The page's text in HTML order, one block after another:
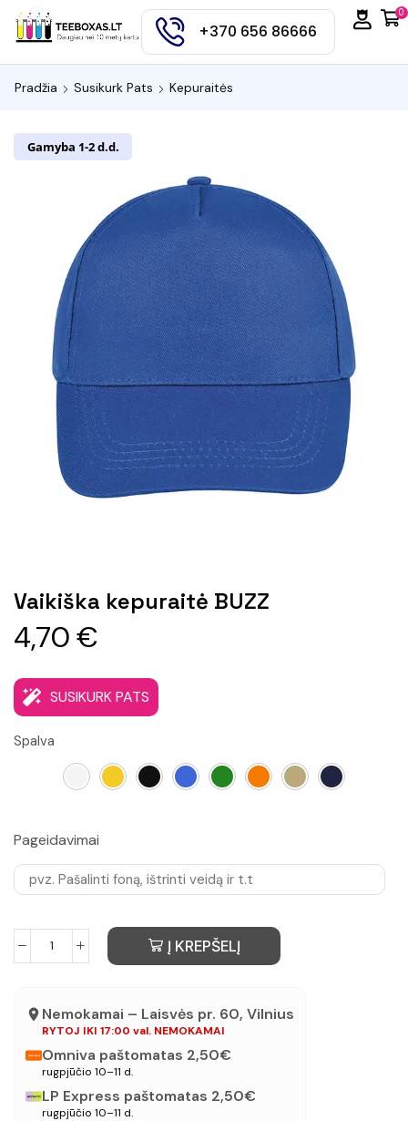
+370 656 86666
0
Pradžia Susikurk Pats Kepuraitės
Gamyba 1-2 d.d.
Vaikiška kepuraitė BUZZ
4,70€
SUSIKURK PATS
Spalva
Pageidavimai
Į KREPŠELĮ
Nemokamai – Laisvės pr. 60, Vilnius
RYTOJ IKI 17:00 val. NEMOKAMAI
Omniva paštomatas 2,50€
rugpjūčio 10–11 d.
LP Express paštomatas 2,50€
rugpjūčio 10–11 d.